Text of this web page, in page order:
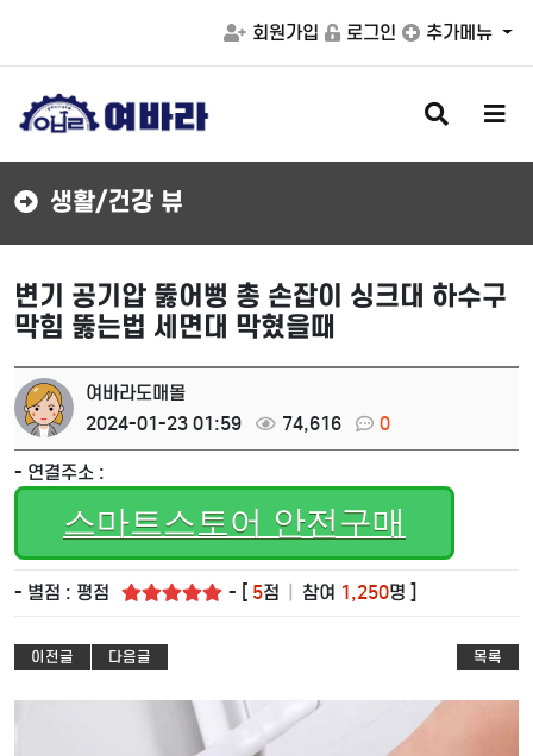
회원가입 로그인 추가메뉴
검
색
버
메
버
생활/건강 뷰
변기 공기압 뚫어뻥 총 손잡이 싱크대 하수구
막힘 뚫는법 세면대 막혔을때
여바라도매몰
2024-01-23 01:59
74,616 0
- 연결주소 :
스마트스토어 안전구매
- 별점 : 평점 - [ 5점 참여 1,250명 ]
이전글 다음글 목록